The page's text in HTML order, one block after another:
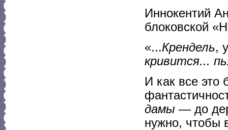
Иннокентий
блоковской
«...Крендель,
кривится...
И как все это
дамы — до
нужно, чтобы